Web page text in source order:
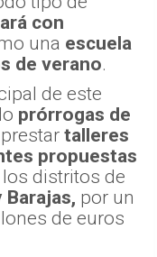
con
una escuela
de verano.
de este
prórrogas de
talleres
propuestas
distritos de
Barajas, por un
de euros